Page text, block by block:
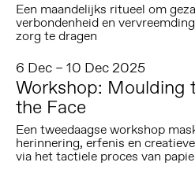
Een maandelijks ritueel om
verbondenheid en
zorg te dragen
6 Dec – 10 Dec 2025
Workshop: Moulding
the Face
Een tweedaagse workshop
herinnering, erfenis en
via het tactiele proces van